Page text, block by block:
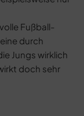
Fußball-
durch
Jungs wirklich
doch sehr